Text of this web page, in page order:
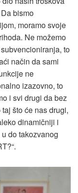
bismo
moramo svoje
Ne možemo
to
način da sami
ne
izazovno, to
i svi drugi da bez
što će nas drugi,
dinamičniji i
do takozvanog